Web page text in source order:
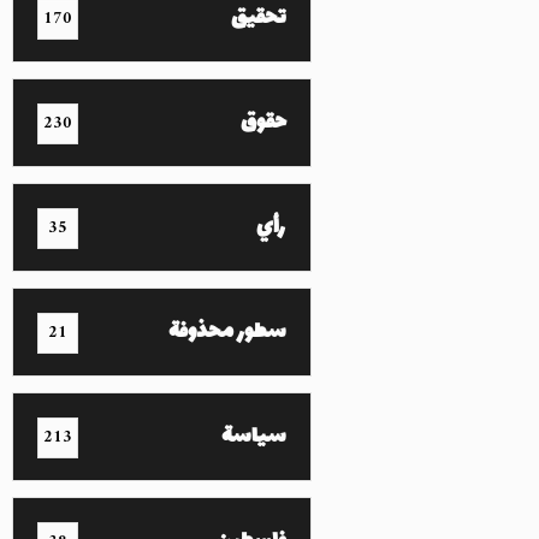
تحقيق 170
حقوق 230
رأي 35
سطور محذوفة 21
سياسة 213